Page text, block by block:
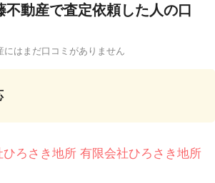
不動産で査定依頼した人の口
にはまだ口コミがありません
ひろさき地所 有限会社ひろさき地所